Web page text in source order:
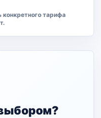
конкретного тарифа